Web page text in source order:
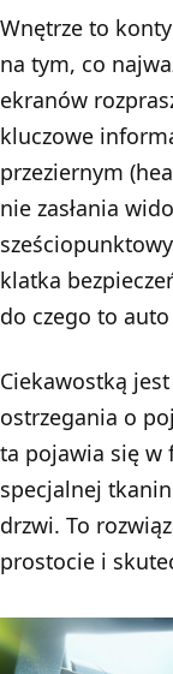
Wnętrze to
na tym, co
ekranów
kluczowe
przeziernym
nie zasłania
klatka
do czego to
Ciekawostką
ostrzegania o
ta pojawia się w
specjalnej
drzwi. To
prostocie i